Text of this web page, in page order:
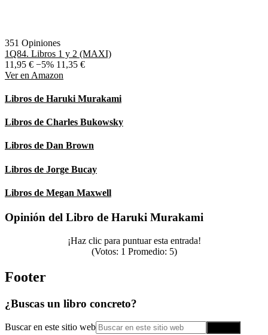
351 Opiniones
1Q84. Libros 1 y 2 (MAXI)
11,95 € −5% 11,35 €
Ver en Amazon
Libros de Haruki Murakami
Libros de Charles Bukowsky
Libros de Dan Brown
Libros de Jorge Bucay
Libros de Megan Maxwell
Opinión del Libro de Haruki Murakami
¡Haz clic para puntuar esta entrada!
(Votos: 1 Promedio: 5)
Footer
¿Buscas un libro concreto?
Buscar en este sitio web